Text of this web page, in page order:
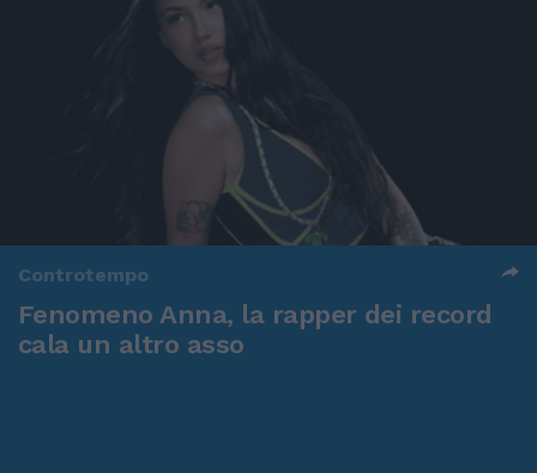
Controtempo
Fenomeno Anna, la rapper dei record
cala un altro asso